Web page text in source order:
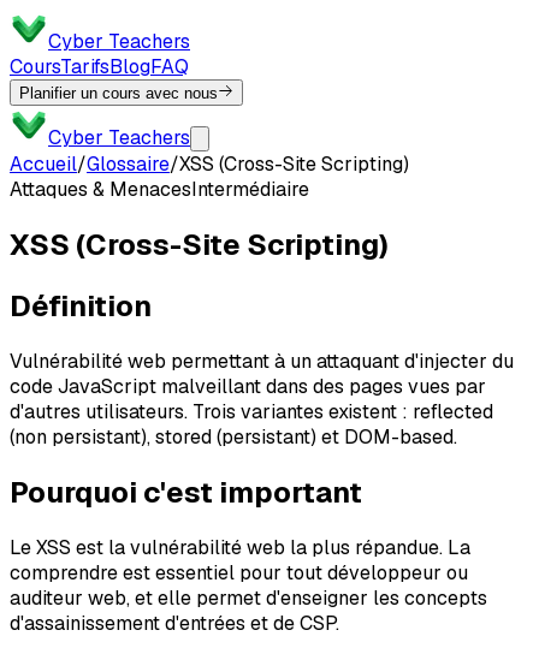
Cyber Teachers
CoursTarifsBlogFAQ
Planifier un cours avec nous
Cyber Teachers
Accueil/Glossaire/XSS (Cross-Site Scripting)
Attaques & MenacesIntermédiaire
XSS (Cross-Site Scripting)
Définition
Vulnérabilité web permettant à un attaquant d'injecter du
code JavaScript malveillant dans des pages vues par
d'autres utilisateurs. Trois variantes existent : reflected
(non persistant), stored (persistant) et DOM-based.
Pourquoi c'est important
Le XSS est la vulnérabilité web la plus répandue. La
comprendre est essentiel pour tout développeur ou
auditeur web, et elle permet d'enseigner les concepts
d'assainissement d'entrées et de CSP.